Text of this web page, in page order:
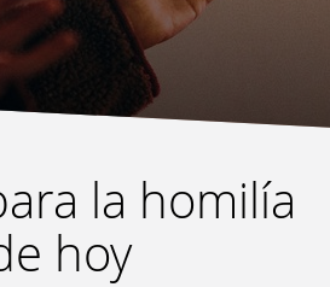
la homilía
hoy